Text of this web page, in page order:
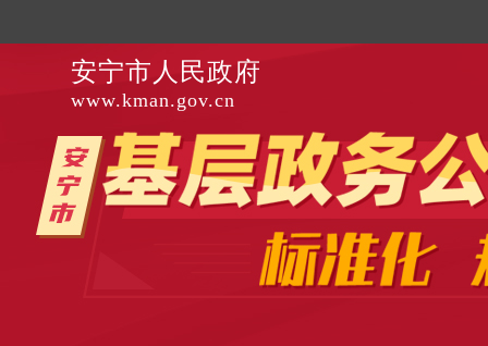
安宁市人民政府
www.kman.gov.cn